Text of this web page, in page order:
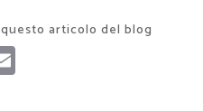
articolo del blog